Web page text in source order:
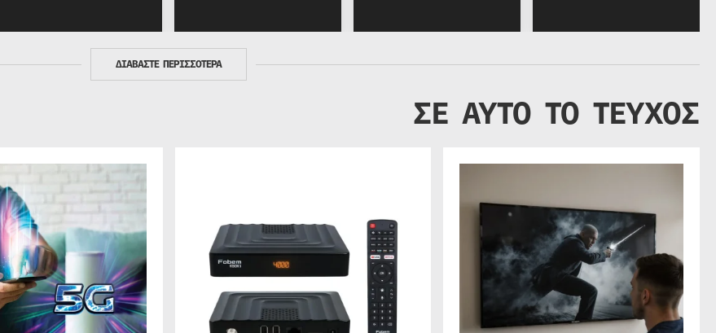
ΔΙΑΒΑΣΤΕ ΠΕΡΙΣΣΟΤΕΡΑ
ΣΕ ΑΥΤΟ ΤΟ ΤΕΥΧΟΣ